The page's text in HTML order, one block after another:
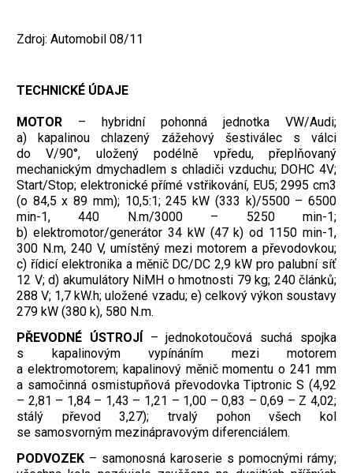
Zdroj: Automobil 08/11
TECHNICKÉ ÚDAJE
MOTOR – hybridní pohonná jednotka VW/Audi;
a) kapalinou chlazený zážehový šestiválec s válci
do V/90°, uložený podélně vpředu, přeplňovaný
mechanickým dmychadlem s chladiči vzduchu; DOHC 4V;
Start/Stop; elektronické přímé vstřikování, EU5; 2995 cm3
(o 84,5 x 89 mm); 10,5:1; 245 kW (333 k)/5500 – 6500
min-1, 440 N.m/3000 – 5250 min-1;
b) elektromotor/generátor 34 kW (47 k) od 1150 min-1,
300 N.m, 240 V, umístěný mezi motorem a převodovkou;
c) řídicí elektronika a měnič DC/DC 2,9 kW pro palubní síť
12 V; d) akumulátory NiMH o hmotnosti 79 kg; 240 článků;
288 V; 1,7 kW.h; uložené vzadu; e) celkový výkon soustavy
279 kW (380 k), 580 N.m.
PŘEVODNÉ ÚSTROJÍ– jednokotoučová suchá spojka
s kapalinovým vypínáním mezi motorem
a elektromotorem; kapalinový měnič momentu o 241 mm
a samočinná osmistupňová převodovka Tiptronic S (4,92
– 2,81 – 1,84 – 1,43 – 1,21 – 1,00 – 0,83 – 0,69 – Z 4,02;
stálý převod 3,27); trvalý pohon všech kol
se samosvorným mezinápravovým diferenciálem.
PODVOZEK – samonosná karoserie s pomocnými rámy;